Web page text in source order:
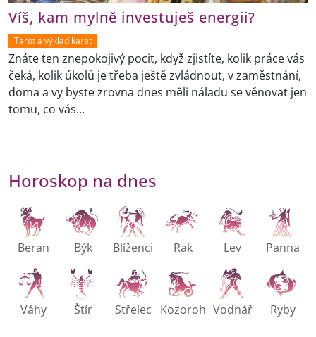
Víš, kam mylně investuješ energii?
Tarot a výklad karet
Znáte ten znepokojivý pocit, když zjistíte, kolik práce vás
čeká, kolik úkolů je třeba ještě zvládnout, v zaměstnání,
doma a vy byste zrovna dnes měli náladu se věnovat jen
tomu, co vás...
Horoskop na dnes
Beran Býk Blíženci Rak Lev Panna
Váhy Štír Střelec Kozoroh Vodnář Ryby